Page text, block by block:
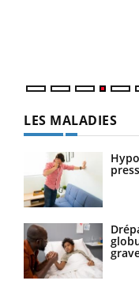
LES MALADIES